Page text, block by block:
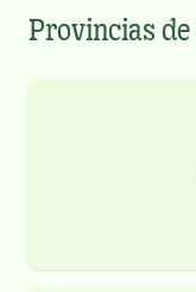
Provincias de